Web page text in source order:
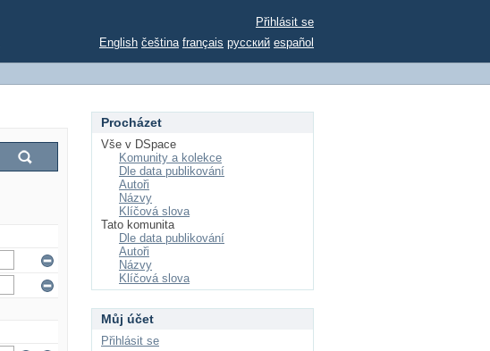
Přihlásit se
English čeština français русский español
Procházet
Vše v DSpace
Komunity a kolekce
Dle data publikování
Autoři
Názvy
Klíčová slova
Tato komunita
Dle data publikování
Autoři
Názvy
Klíčová slova
Můj účet
Přihlásit se